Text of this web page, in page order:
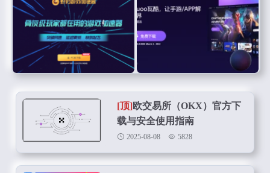
[顶]欧交易所（OKX）官方下
载与安全使用指南
2025-08-08 5828